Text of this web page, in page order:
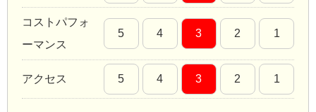
コストパフォ
ーマンス
5 4 3 2 1
アクセス 5 4 3 2 1